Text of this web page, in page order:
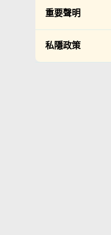
分區環境衞生
處地址及電話
滲水投訴調查
辦事處 辦公
年度整合開放
計劃（包含空
據計劃）
立法會事務
促進種族平等
重要聲明
私隱政策